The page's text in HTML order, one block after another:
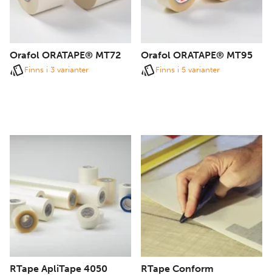
Orafol ORATAPE® MT72
Finns i 3 varianter
Orafol ORATAPE® MT95
Finns i 5 varianter
RTape ApliTape 4050
RTape Conform